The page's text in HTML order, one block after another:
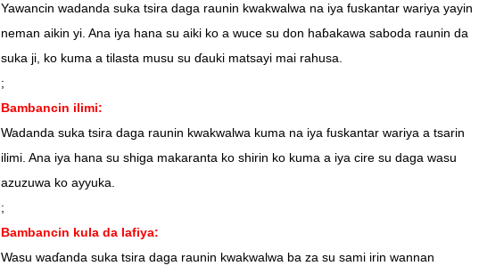
Yawancin wadanda suka tsira daga raunin kwakwalwa na iya fuskantar wariya yayin
neman aikin yi. Ana iya hana su aiki ko a wuce su don haɓakawa saboda raunin da
suka ji, ko kuma a tilasta musu su ɗauki matsayi mai rahusa.
;
Bambancin ilimi:
Wadanda suka tsira daga raunin kwakwalwa kuma na iya fuskantar wariya a tsarin
ilimi. Ana iya hana su shiga makaranta ko shirin ko kuma a iya cire su daga wasu
azuzuwa ko ayyuka.
;
Bambancin kula da lafiya:
Wasu waɗanda suka tsira daga raunin kwakwalwa ba za su sami irin wannan